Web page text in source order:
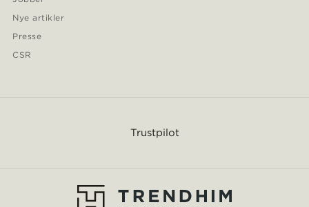
Nye artikler
Presse
CSR
Trustpilot